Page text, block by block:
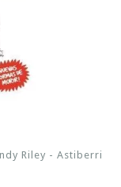
Riley - Astiberri